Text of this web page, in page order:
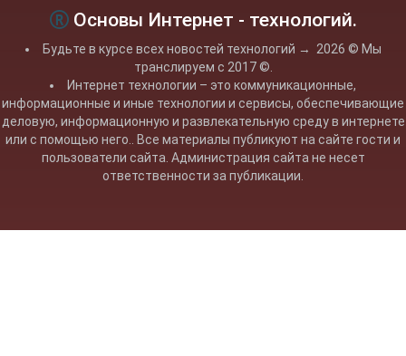
Основы Интернет - технологий.
Будьте в курсе всех новостей технологий → 2026 © Мы
транслируем с 2017 ©.
Интернет технологии – это коммуникационные,
информационные и иные технологии и сервисы, обеспечивающие
деловую, информационную и развлекательную среду в интернете
или с помощью него.. Все материалы публикуют на сайте гости и
пользователи сайта. Администрация сайта не несет
ответственности за публикации.